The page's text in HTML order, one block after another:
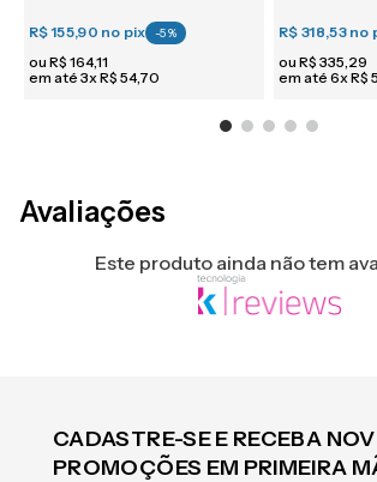
R$ 155,90 no pix -5%
ou R$ 164,11
em até 3xR$ 54,70
R$ 318,53 no
ou R$ 335,29
em até 6xR$
Avaliações
Este produto ainda não tem
CADASTRE-SE E RECEBA
PROMOÇÕES EM PRIMEIRA